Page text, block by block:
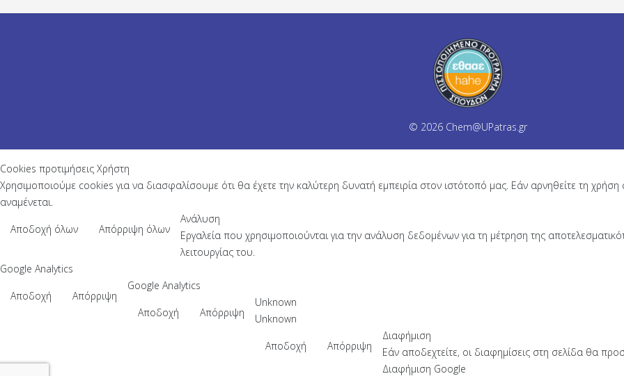
© 2026 Chem@UPatras.gr
Cookies προτιμήσεις Χρήστη
Χρησιμοποιούμε cookies για να διασφαλίσουμε ότι θα έχετε την καλύτερη δυνατή εμπειρία στον ιστότοπό μας. Εάν αρνηθείτε τη
αναμένεται.
Αποδοχή όλων Απόρριψη όλων
Ανάλυση
Εργαλεία που χρησιμοποιούνται για την ανάλυση δεδομένων για τη μέτρηση της
λειτουργίας του.
Google Analytics
Αποδοχή Απόρριψη
Google Analytics
Αποδοχή Απόρριψη
Unknown
Unknown
Αποδοχή Απόρριψη
Διαφήμιση
Εάν αποδεχτείτε, οι διαφημίσεις στη σελίδα θα
Διαφήμιση Google